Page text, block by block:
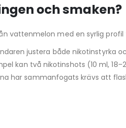
och smaken?
vattenmelon med en syrlig
justera både nikotinstyrka
kan två nikotinshots (10 ml,
har sammanfogats krävs att